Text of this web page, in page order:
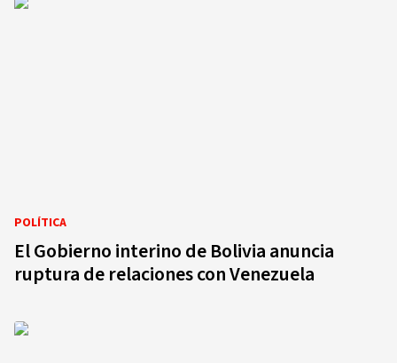
POLÍTICA
El Gobierno interino de Bolivia anuncia
ruptura de relaciones con Venezuela